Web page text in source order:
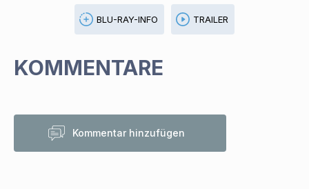
BLU-RAY-INFO TRAILER
KOMMENTARE
Kommentar hinzufügen